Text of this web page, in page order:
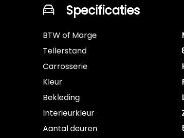
Specificaties
BTW of Marge
Tellerstand
Carrosserie
Kleur
Bekleding
Interieurkleur
Aantal deuren